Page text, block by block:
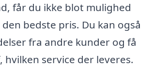
får du ikke blot mulighed
bedste pris. Du kan også
fra andre kunder og få
hvilken service der leveres.